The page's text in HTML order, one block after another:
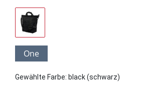
One
Gewählte Farbe: black (schwarz)